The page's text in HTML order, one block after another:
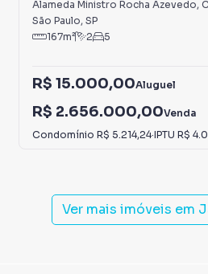
Alameda Ministro Rocha Azevedo,
São Paulo, SP
167m² 2 5
R$ 15.000,00Aluguel
R$ 2.656.000,00Venda
Condomínio R$ 5.214,24·IPTU R$
Ver mais imóveis em